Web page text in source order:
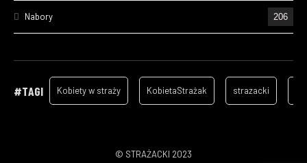
Nabory 206
157
#TAGI Kobiety w straży KobietaStrażak strazacki
© STRAŻACKI 2023